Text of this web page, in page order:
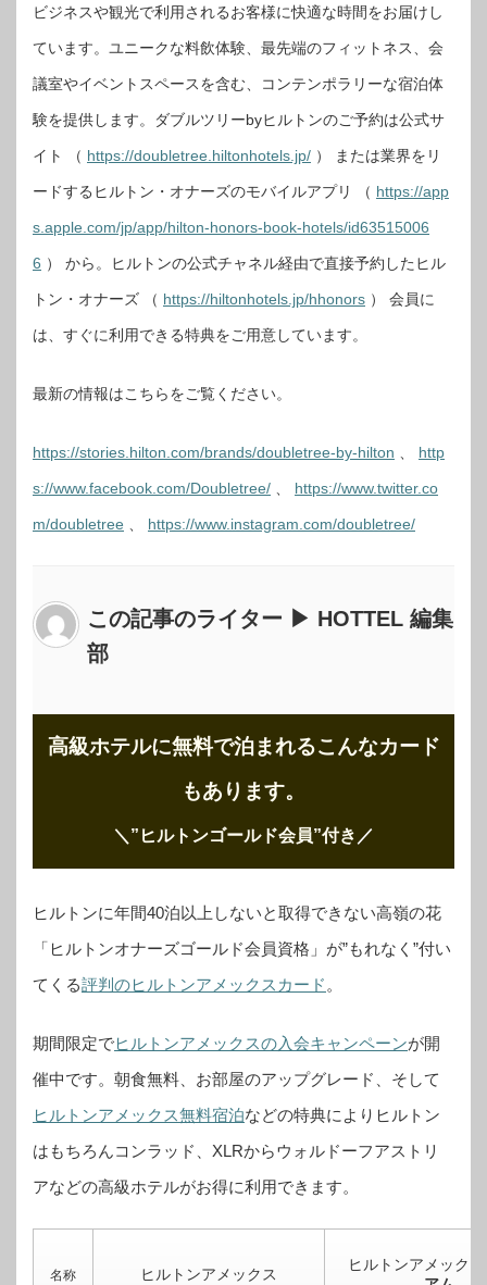
ビジネスや観光で利用されるお客様に快適な時間をお届けし
ています。ユニークな料飲体験、最先端のフィットネス、会
議室やイベントスペースを含む、コンテンポラリーな宿泊体
験を提供します。ダブルツリーbyヒルトンのご予約は公式サ
イト （ https://doubletree.hiltonhotels.jp/ ） または業界をリ
ードするヒルトン・オナーズのモバイルアプリ （ https://app
s.apple.com/jp/app/hilton-honors-book-hotels/id63515006
6 ） から。ヒルトンの公式チャネル経由で直接予約したヒル
トン・オナーズ （ https://hiltonhotels.jp/hhonors ） 会員に
は、すぐに利用できる特典をご用意しています。
最新の情報はこちらをご覧ください。
https://stories.hilton.com/brands/doubletree-by-hilton http
s://www.facebook.com/Doubletree/ https://www.twitter.co
m/doubletree https://www.instagram.com/doubletree/
この記事のライター ▶ HOTTEL 編集
部
高級ホテルに無料で泊まれるこんなカード
もあります。
＼”ヒルトンゴールド会員”付き ／
ヒルトンに年間40泊以上しないと取得できない高嶺の花
「ヒルトンオナーズゴールド会員資格」が”もれなく”付い
てくる評判のヒルトンアメックスカード 。
期間限定でヒルトンアメックスの入会キャンペーンが開
催中です。 朝食無料、お部屋のアップグレード、そして
ヒルトンアメックス無料宿泊などの特典によりヒルトン
はもちろんコンラッド、XLRからウォルドーフアストリ
アなどの高級ホテルがお得に利用できます。
名称 ヒルトンアメックス
ヒルトンアメックス